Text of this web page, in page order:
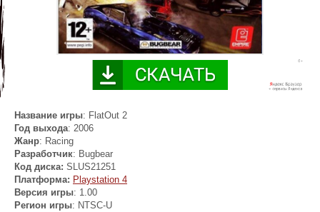
Название игры: FlatOut 2
Год выхода: 2006
Жанр: Racing
Разработчик: Bugbear
Код диска: SLUS21251
Платформа: Playstation 4
Версия игры: 1.00
Регион игры: NTSC-U